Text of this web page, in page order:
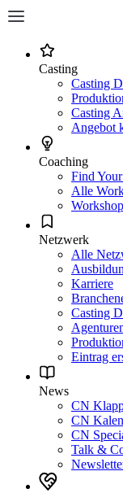
Casting
Casting
Casting
Angebot
Coaching
Find
Alle
Netzwerk
Alle
Karriere
Casting
Eintrag
News
CN
CN
CN
Talk &